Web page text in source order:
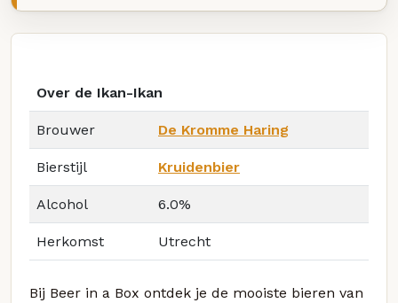
Over de Ikan-Ikan
Brouwer De Kromme Haring
Bierstijl Kruidenbier
Alcohol 6.0%
Herkomst Utrecht
Bij Beer in a Box ontdek je de mooiste bieren van